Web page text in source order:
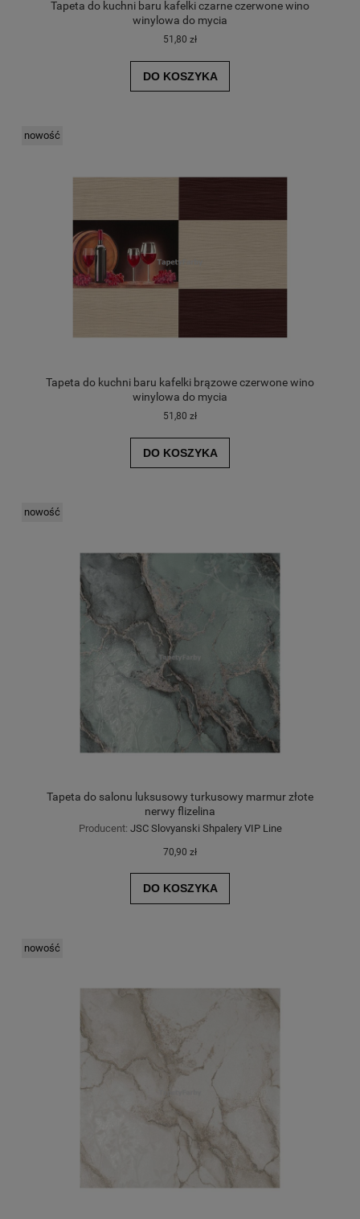
Tapeta do kuchni baru kafelki czarne czerwone wino
winylowa do mycia
51,80 zł
DO KOSZYKA
Tapeta do kuchni baru kafelki brązowe czerwone wino
winylowa do mycia
51,80 zł
DO KOSZYKA
nowość
Tapeta do salonu luksusowy turkusowy marmur złote
nerwy flizelina
Producent: JSC Slovyanski Shpalery VIP Line
70,90 zł
DO KOSZYKA
nowość
nowość